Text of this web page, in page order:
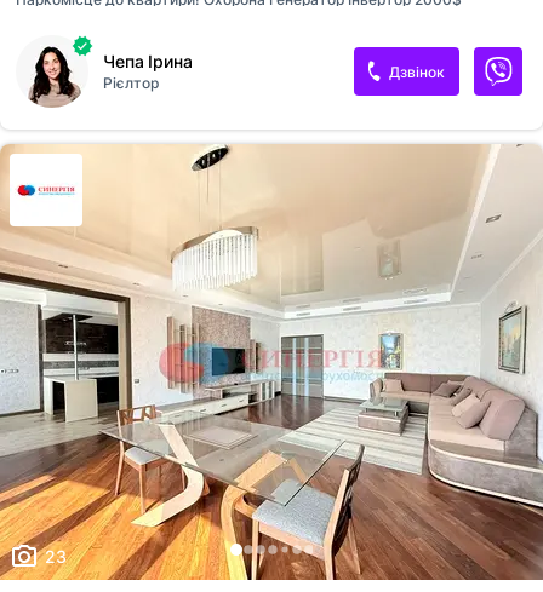
Чепа Ірина
Рієлтор
Дзвінок
23